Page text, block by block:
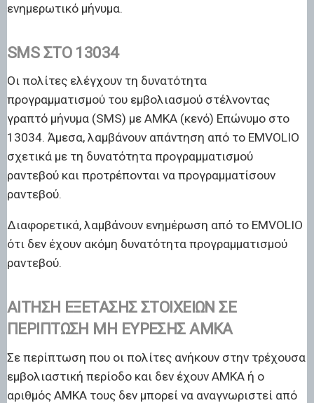
ενημερωτικό μήνυμα.
SMS ΣΤΟ 13034
Οι πολίτες ελέγχουν τη δυνατότητα
προγραμματισμού του εμβολιασμού στέλνοντας
γραπτό μήνυμα (SMS) με ΑΜΚΑ (κενό) Επώνυμο στο
13034. Άμεσα, λαμβάνουν απάντηση από το EMVOLIO
σχετικά με τη δυνατότητα προγραμματισμού
ραντεβού και προτρέπονται να προγραμματίσουν
ραντεβού.
Διαφορετικά, λαμβάνουν ενημέρωση από το EMVOLIO
ότι δεν έχουν ακόμη δυνατότητα προγραμματισμού
ραντεβού.
ΑΊΤΗΣΗ ΕΞΈΤΑΣΗΣ ΣΤΟΙΧΕΊΩΝ ΣΕ
ΠΕΡΊΠΤΩΣΗ ΜΗ ΕΎΡΕΣΗΣ ΑΜΚΑ
Σε περίπτωση που οι πολίτες ανήκουν στην τρέχουσα
εμβολιαστική περίοδο και δεν έχουν ΑΜΚΑ ή ο
αριθμός ΑΜΚΑ τους δεν μπορεί να αναγνωριστεί από